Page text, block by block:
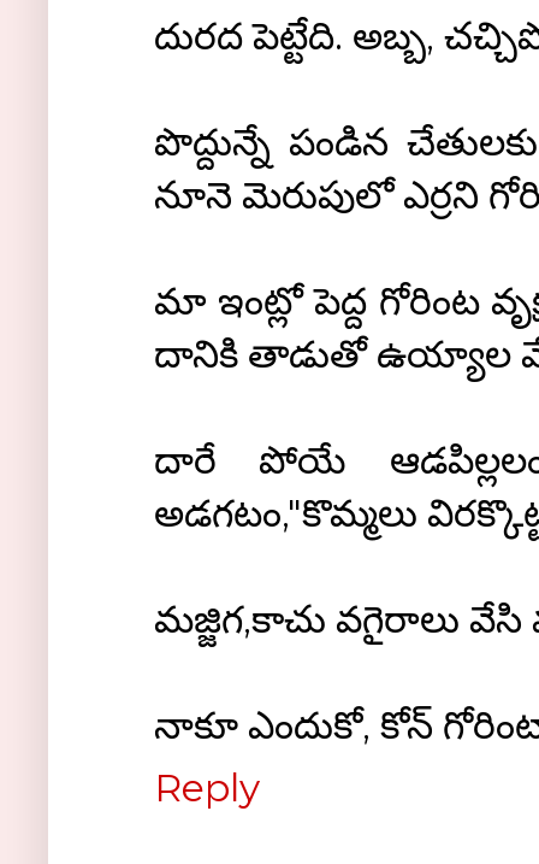
దురద పెట్టేది. అబ్బ,
పొద్దున్నే పండిన
నూనె మెరుపులో ఎర్రని
మా ఇంట్లో పెద్ద గోరింట
దానికి తాడుతో ఉయ్యాల
దారే పోయే
అడగటం,"కొమ్మలు
మజ్జిగ,కాచు వగైరాలు
నాకూ ఎందుకో, కోన్
Reply